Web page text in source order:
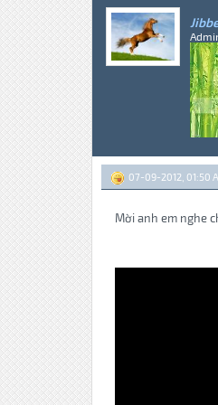
07-09-2012, 01:50
Mời anh em nghe